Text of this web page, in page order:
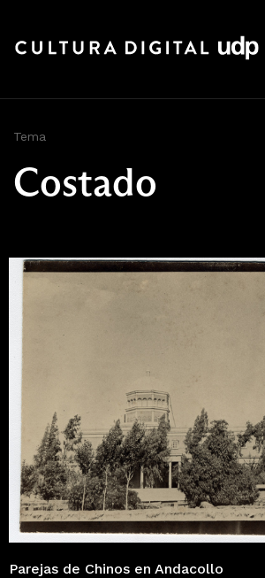
Tema
Costado
Parejas de Chinos en Andacollo